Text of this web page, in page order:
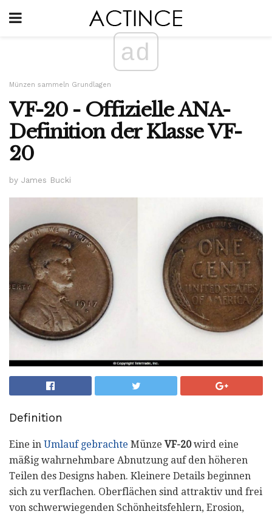
ad
Münzen sammeln Grundlagen
VF-20 - Offizielle ANA-
Definition der Klasse VF-
20
by James Bucki
Definition
Eine in Umlauf gebrachte Münze VF-20wird eine
mäßig wahrnehmbare Abnutzung auf den höheren
Teilen des Designs haben. Kleinere Details beginnen
sich zu verflachen. Oberflächen sind attraktiv und frei
von schwerwiegenden Schönheitsfehlern, Erosion,